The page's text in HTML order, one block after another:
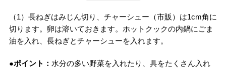
（1）長ねぎはみじん切り、チャーシュー（市販）は1cm角に
切ります。卵は溶いておきます。ホットクックの内鍋にごま
油を入れ、長ねぎとチャーシューを入れます。
●ポイント： 水分の多い野菜を入れたり、具をたくさん入れ